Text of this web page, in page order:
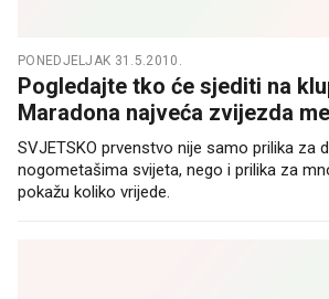
PONEDJELJAK 31.5.2010.
Pogledajte tko će sjediti na
Maradona najveća zvijezda
SVJETSKO prvenstvo nije samo prilika za
nogometašima svijeta, nego i prilika za
pokažu koliko vrijede.